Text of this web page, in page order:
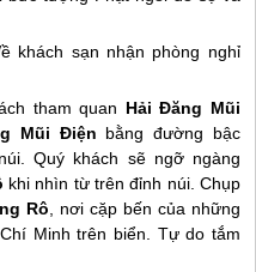
khách sạn nhận phòng nghỉ
tham quan Hải Đăng Mũi
Mũi Điện bằng đường bậc
Quý khách sẽ ngỡ ngàng
khi nhìn từ trên đỉnh núi. Chụp
Rô , nơi cặp bến của những
Minh trên biển. Tự do tắm